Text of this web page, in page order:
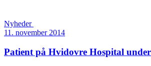
Nyheder
11. november 2014
Patient på Hvidovre Hospital